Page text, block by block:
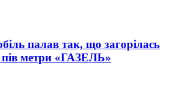
палав так, що загорілась
метри «ГАЗЕЛЬ»